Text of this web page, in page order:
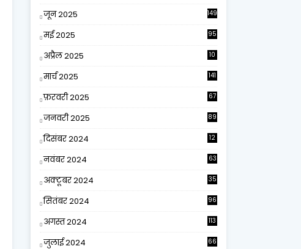
जून 2025 149
मई 2025 95
अप्रैल 2025
10
मार्च 2025 141
फ़रवरी 2025 67
जनवरी 2025 89
दिसंबर 2024
12
नवंबर 2024 63
अक्टूबर 2024 35
सितंबर 2024 96
अगस्त 2024 113
जुलाई 2024 66